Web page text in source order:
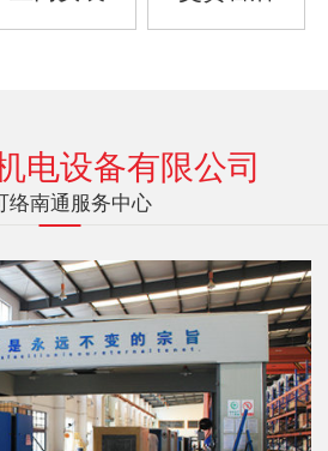
电设备有限公司
络南通服务中心